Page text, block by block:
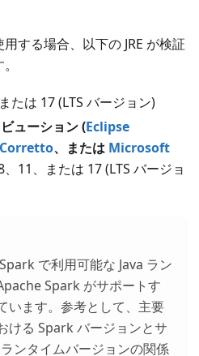
する場合、以下の JRE が検証
たは 17(LTS バージョン)
ューション (Eclipse
、または Microsoft
、11、または 17(LTS バージョ
で利用可能な Java ラン
Spark がサポートす
います。参考として、主要
ける Spark バージョンとサ
ンタイムバージョンの関係